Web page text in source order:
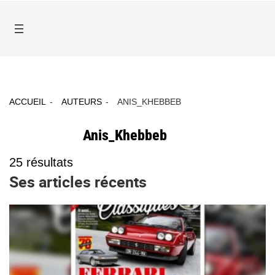
ACCUEIL AUTEURS ANIS_KHEBBEB
Anis_Khebbeb
25 résultats
Ses articles récents